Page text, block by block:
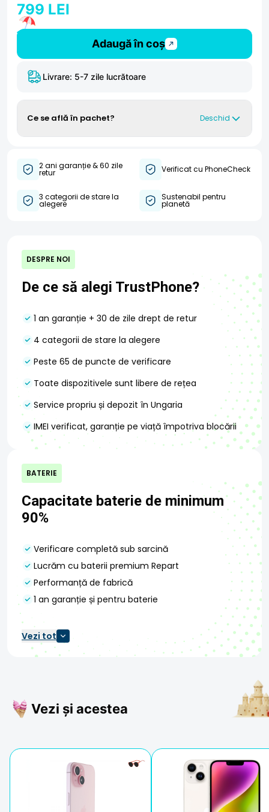
799 LEI
Adaugă în coș
Livrare: 5-7 zile lucrătoare
Ce se află în pachet? Deschid
Dispozitiv Cablu de încărcare
Certificat de
Ac pentru SIM
2 ani garanție & 60 zile
retur Verificat cu PhoneCheck
3 categorii de stare la
alegere
Sustenabil pentru
planetă
DESPRE NOI
De ce să alegi TrustPhone?
1 an garanție + 30 de zile drept de retur
4 categorii de stare la alegere
Peste 65 de puncte de verificare
Toate dispozitivele sunt libere de rețea
Service propriu și depozit în Ungaria
IMEI verificat, garanție pe viață împotriva blocării
BATERIE
Capacitate baterie de minimum
90%
Verificare completă sub sarcină
Lucrăm cu baterii premium Repart
Performanță de fabrică
1 an garanție și pentru baterie
Vezi tot
Vezi și acestea